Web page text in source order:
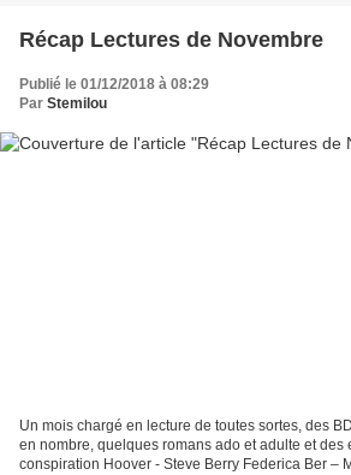
Récap Lectures de Novembre
Publié le 01/12/2018 à 08:29
Par Stemilou
Un mois chargé en lecture de toutes sortes, des
en nombre, quelques romans ado et adulte et des
conspiration Hoover - Steve Berry Federica Ber –